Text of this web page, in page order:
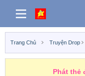
Trang Chủ Truyện Drop
Phát thẻ